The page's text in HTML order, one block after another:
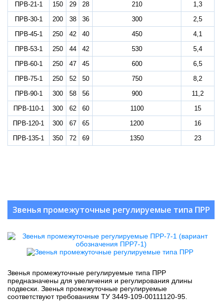
ПРВ-21-1
150 29 28 210
1,3
ПРВ-30-1
200 38 36 300
2,5
ПРВ-45-1
250 42 40 450
4,1
ПРВ-53-1
250 44 42 530
5,4
ПРВ-60-1
250 47 45 600
6,5
ПРВ-75-1
250 52 50 750
8,2
ПРВ-90-1
300 58 56 900
11,2
ПРВ-110-1
300 62 60 1100
15
ПРВ-120-1
300 67 65 1200
16
ПРВ-135-1
350 72 69 1350 23
Звенья промежуточные регулируемые типа ПРР
Звенья промежуточные регулируемые типа ПРР
предназначены для увеличения и регулирования длины
подвески. Звенья промежуточные регулируемые
соответствуют требованиям ТУ 3449-109-00111120-95.